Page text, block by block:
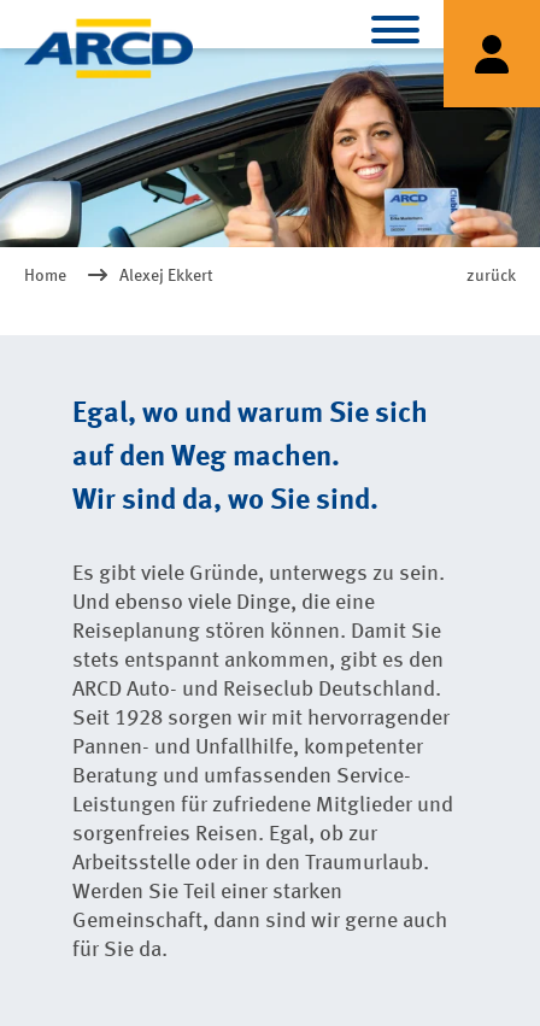
Home Alexej Ekkert zurück
Egal, wo und warum Sie sich
auf den Weg machen.
Wir sind da, wo Sie sind.
Es gibt viele Gründe, unterwegs zu sein.
Und ebenso viele Dinge, die eine
Reiseplanung stören können. Damit Sie
stets entspannt ankommen, gibt es den
ARCD Auto- und Reiseclub Deutschland.
Seit 1928 sorgen wir mit hervorragender
Pannen- und Unfallhilfe, kompetenter
Beratung und umfassenden Service-
Leistungen für zufriedene Mitglieder und
sorgenfreies Reisen. Egal, ob zur
Arbeitsstelle oder in den Traumurlaub.
Werden Sie Teil einer starken
Gemeinschaft, dann sind wir gerne auch
für Sie da.